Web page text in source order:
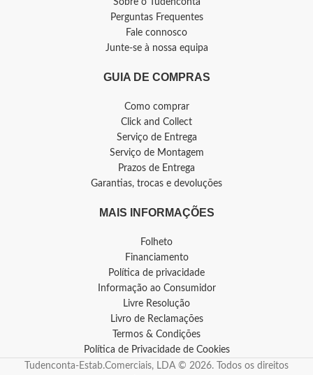
Perguntas Frequentes
Fale connosco
Junte-se à nossa equipa
GUIA DE COMPRAS
Como comprar
Click and Collect
Serviço de Entrega
Serviço de Montagem
Prazos de Entrega
Garantias, trocas e devoluções
MAIS INFORMAÇÕES
Folheto
Financiamento
Política de privacidade
Informação ao Consumidor
Livre Resolução
Livro de Reclamações
Termos & Condições
Política de Privacidade de Cookies
Tudenconta-Estab.Comerciais, LDA © 2026. Todos os direitos